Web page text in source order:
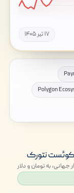
۱۷ تیر ۱۴۰۵
Polygon
نتورک
جهانی، به تومان و دلار